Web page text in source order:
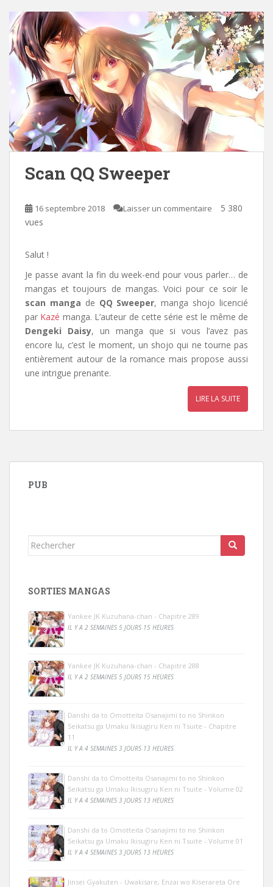
Scan QQ Sweeper
16 septembre 2018 Laisser un commentaire
5 380
vues
Salut !
Je passe avant la fin du week-end pour vous parler… de
mangas et toujours de mangas. Voici pour ce soir le
scan manga de QQ Sweeper, manga shojo licencié
par Kazé manga. L’auteur de cette série est le même de
Dengeki Daisy, un manga que si vous l’avez pas
encore lu, c’est le moment, un shojo qui ne tourne pas
entièrement autour de la romance mais propose aussi
une intrigue prenante.
LIRE LA SUITE
PUB
Rechercher...
SORTIES MANGAS
Yankee JK Kuzuhana-chan - Chapitre 289
IL Y A 2 SEMAINES 5 JOURS 15 HEURES
Yankee JK Kuzuhana-chan - Chapitre 288
IL Y A 2 SEMAINES 5 JOURS 15 HEURES
Danshi da to Omotteita Osanajimi to no Shinkon
Seikatsu ga Umaku Ikisugiru Ken ni Tsuite - Chapitre
11
IL Y A 4 SEMAINES 3 JOURS 13 HEURES
Danshi da to Omotteita Osanajimi to no Shinkon
Seikatsu ga Umaku Ikisugiru Ken ni Tsuite - Volume 02
IL Y A 4 SEMAINES 3 JOURS 13 HEURES
Danshi da to Omotteita Osanajimi to no Shinkon
Seikatsu ga Umaku Ikisugiru Ken ni Tsuite - Volume 01
IL Y A 4 SEMAINES 3 JOURS 13 HEURES
Jinsei Gyakuten - Uwakisare, Enzai wo Kiserareta Ore